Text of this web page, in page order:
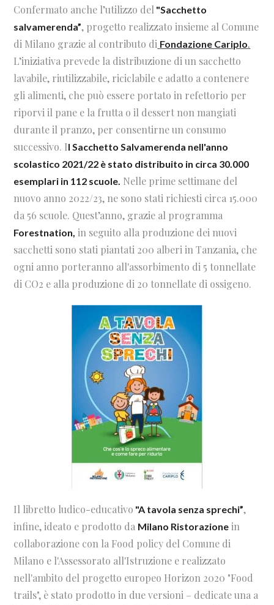
Confermato anche l’utilizzo del "Sacchetto
salvamerenda”, progetto realizzato insieme al Comune
di Milano grazie al contributo di Fondazione Cariplo.
L’iniziativa prevede la distribuzione di un sacchetto
lavabile, riutilizzabile, riciclabile e adatto a contenere
gli alimenti, che può essere portato in refettorio per
riporvi il pane e la frutta o il dessert non mangiati
durante il pranzo, per consentirne un consumo
successivo. Il Sacchetto Salvamerenda nell'anno
scolastico 2021/22 è stato distribuito in circa 30.000
esemplari in 112 scuole. Nelle prime settimane del
nuovo anno 2022/23, ne sono stati richiesti circa 15.000
da 56 scuole. Quest’anno, grazie al programma
Forestnation, in seguito alla produzione dei nuovi
sacchetti sono stati piantati 200 alberi in Tanzania, che
ogni anno porteranno all'assorbimento di 5 tonnellate
di CO2 e alla produzione di 20 tonnellate di ossigeno.
Il libretto ludico-educativo "A tavola senza sprechi”,
infine, ideato e prodotto da Milano Ristorazione in
collaborazione con la Food policy del Comune di
Milano e l'Assessorato all'Istruzione e realizzato
nell'ambito del progetto europeo Horizon 2020 "Food
trails", è stato prodotto in due versioni – dedicate una a